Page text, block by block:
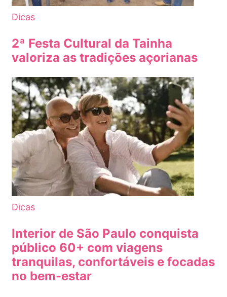
Dicas
2ª Festa Cultural da Tainha
valoriza as tradições açorianas
Dicas
Interior de São Paulo conquista
público 60+ com viagens
tranquilas, confortáveis e focadas
no bem-estar